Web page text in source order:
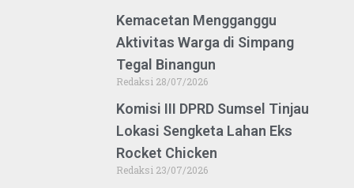
Kemacetan Mengganggu
Aktivitas Warga di Simpang
Tegal Binangun
Redaksi 28/07/2026
Komisi III DPRD Sumsel Tinjau
Lokasi Sengketa Lahan Eks
Rocket Chicken
Redaksi 23/07/2026